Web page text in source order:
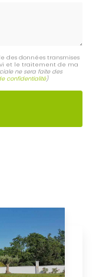
des données transmises
et le traitement de ma
ne sera faite des
confidentialité)